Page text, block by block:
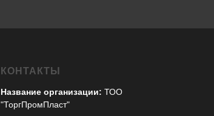
КОНТАКТЫ
Название организации: ТОО
"ТоргПромПласт"